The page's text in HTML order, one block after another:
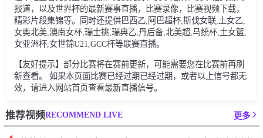
报道，以及世界杯的最新赛事直播，比赛录像，比赛视频下载，
精彩片段集锦等。同时还提供巴西乙,阿巴超杯,斯伐女联,土女乙,
女奥北美,澳南女杯,瑞士挑,瑞典乙,丹后备,北美超,马统杯,土女篮,
女亚洲杯,女世锦U21,GCC杯等联赛直播。
【友好提示】部分比赛将在赛前更新，可能需要您在比赛前再刷
新查看。 如果本页面比赛已经过期已经过期，或者以上信号都无
效，请进入网站首页查看最新直播信号。
推荐视频RECOMMEND LIVE 更多